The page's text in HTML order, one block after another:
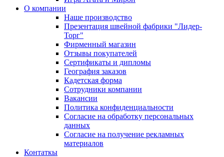
О компании
Наше производство
Презентация швейной фабрики "Лидер-
Торг"
Фирменный магазин
Отзывы покупателей
Сертификаты и дипломы
География заказов
Кадетская форма
Сотрудники компании
Вакансии
Политика конфиденциальности
Согласие на обработку персональных
данных
Согласие на получение рекламных
материалов
Контаткы